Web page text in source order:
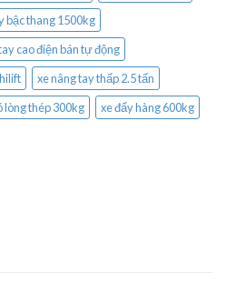
bậc thang 1500kg
cao điện bán tự động
xe nâng tay thấp 2.5 tấn
lòng thép 300kg
xe đẩy hàng 600kg